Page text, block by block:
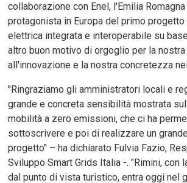
collaborazione con Enel, l'Emilia
protagonista in Europa del primo
elettrica integrata e interoperabile su
altro buon motivo di orgoglio per la nostra
all'innovazione e la nostra concretezza
"Ringraziamo gli amministratori locali e
grande e concreta sensibilità mostrata
mobilità a zero emissioni, che ci ha
sottoscrivere e poi di realizzare un
progetto" – ha dichiarato Fulvia Fazio,
Sviluppo Smart Grids Italia -. "Rimini, con
dal punto di vista turistico, entra oggi nel